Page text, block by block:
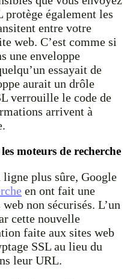
protège également les
entre votre
web. C’est comme si
une enveloppe
essayait de
aurait un drôle
verrouille le code de
arrivent à
moteurs de recherche
plus sûre, Google
en ont fait une
non sécurisés. L’un
cette nouvelle
faite aux sites web
SSL au lieu du
leur URL.